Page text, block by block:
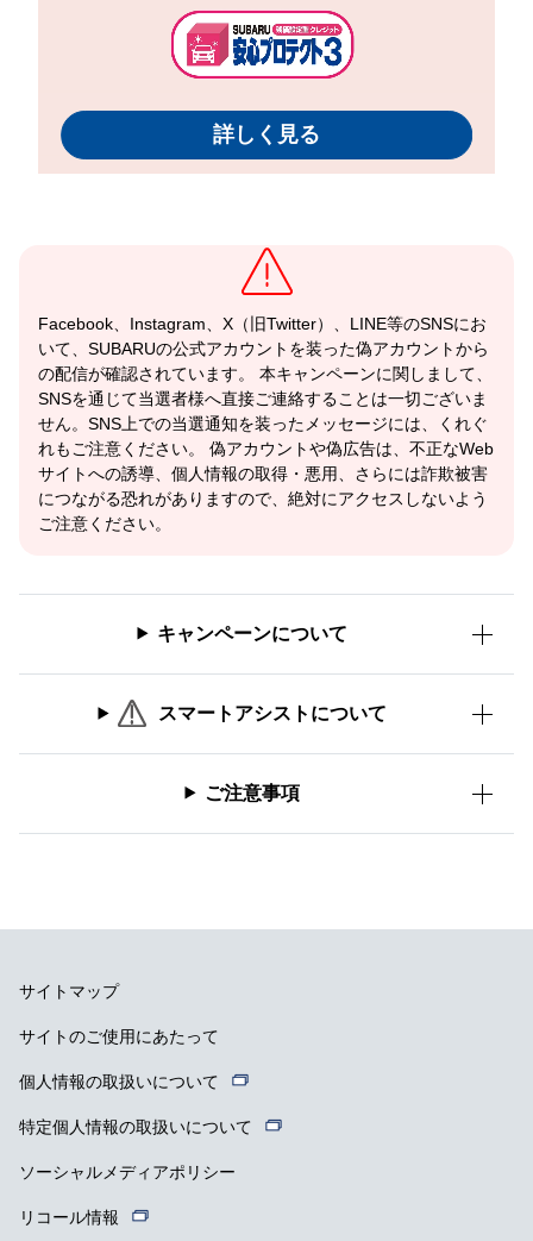
詳しく見る
Facebook、Instagram、X（旧Twitter）、LINE等のSNSにお
いて、SUBARUの公式アカウントを装った偽アカウントから
の配信が確認されています。 本キャンペーンに関しまして、
SNSを通じて当選者様へ直接ご連絡することは一切ございま
せん。SNS上での当選通知を装ったメッセージには、くれぐ
れもご注意ください。 偽アカウントや偽広告は、不正なWeb
サイトへの誘導、個人情報の取得・悪用、さらには詐欺被害
につながる恐れがありますので、絶対にアクセスしないよう
ご注意ください。
キャンペーンについて
スマートアシストについて
ご注意事項
サイトマップ
サイトのご使用にあたって
個人情報の取扱いについて
特定個人情報の取扱いについて
ソーシャルメディアポリシー
リコール情報